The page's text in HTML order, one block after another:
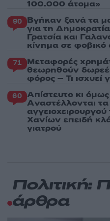
100.000 άτομα»
90 Βγήκαν ξανά τα
για τη
Γρατσία και
κίνημα σε
71 Μεταφορές
θεωρηθούν
φόρος – Τι ισχυεί
60 Απίστευτο κι
Aναστέλλονται
Χανίων επειδή
γιατρού
Πολιτική:
άρθρα